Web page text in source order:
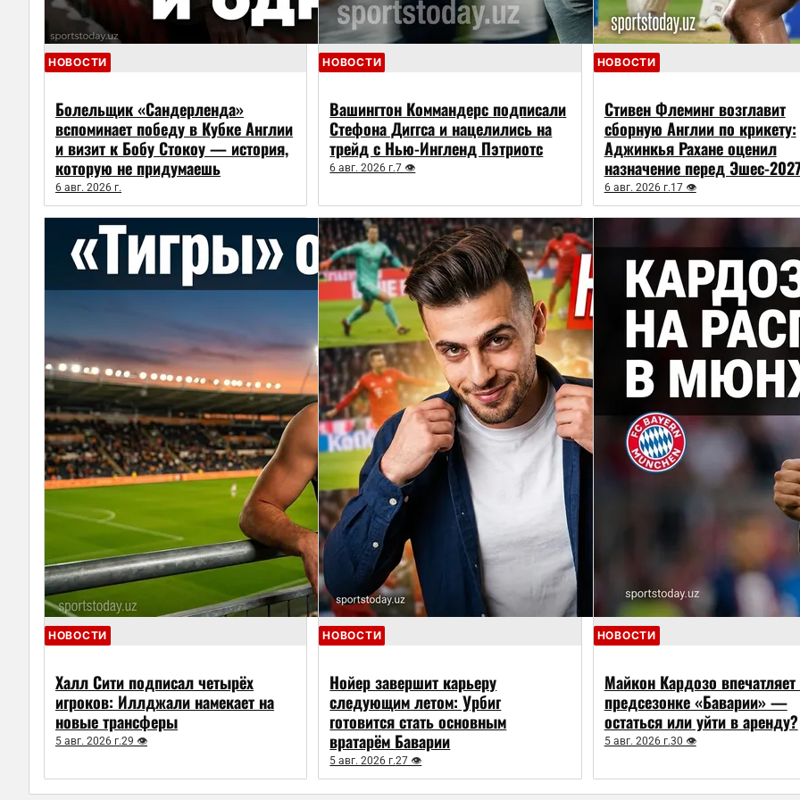
НОВОСТИ
Болельщик «Сандерленда»
вспоминает победу в Кубке Англии
и визит к Бобу Стокоу — история,
которую не придумаешь
6 авг. 2026 г.
НОВОСТИ
Вашингтон Коммандерс подписали
Стефона Диггса и нацелились на
трейд с Нью-Ингленд Пэтриотс
6 авг. 2026 г.7 👁
НОВОСТИ
Стивен Флеминг возглавит
сборную Англии по крикету:
Аджинкья Рахане оценил
назначение перед Эшес-
6 авг. 2026 г.17 👁
НОВОСТИ
Халл Сити подписал четырёх
игроков: Иллджали намекает на
новые трансферы
5 авг. 2026 г.29 👁
НОВОСТИ
Нойер завершит карьеру
следующим летом: Урбиг
готовится стать основным
вратарём Баварии
5 авг. 2026 г.27 👁
НОВОСТИ
Майкон Кардозо впечатляет
предсезонке «Баварии» —
остаться или уйти в аренду?
5 авг. 2026 г.30 👁